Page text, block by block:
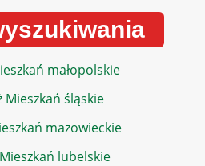
małopolskie
Mieszkań śląskie
mazowieckie
lubelskie